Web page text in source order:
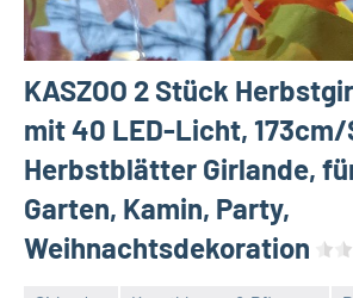
KASZOO 2 Stück
mit 40 LED-Licht,
Herbstblätter Girlande,
Garten, Kamin, Party,
Weihnachtsdekoration